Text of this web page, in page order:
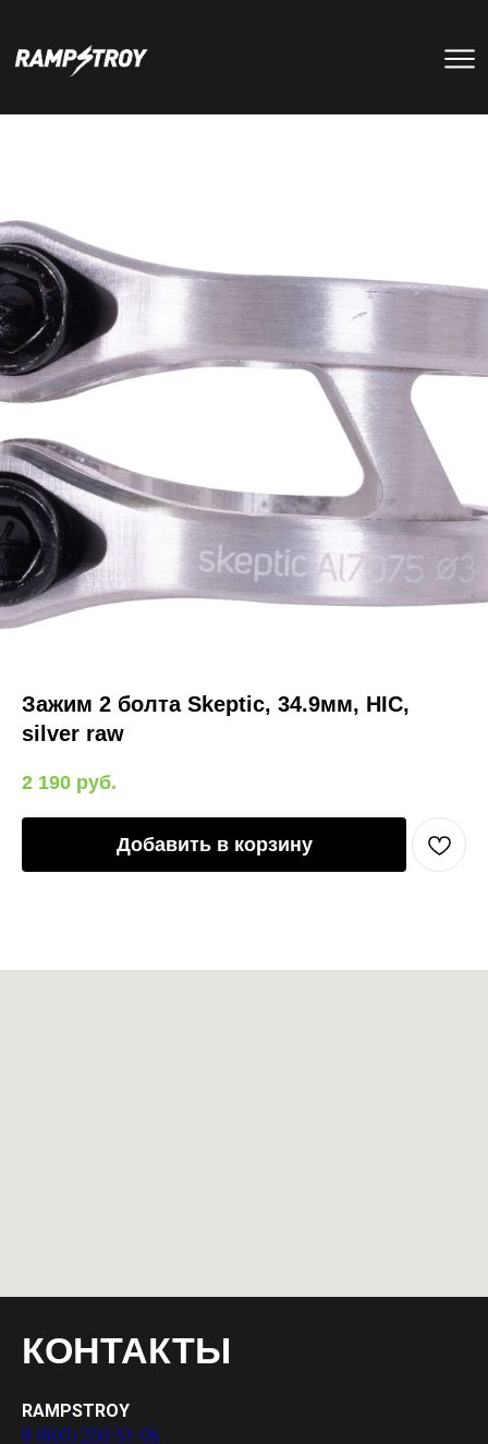
Зажим 2 болта Skeptic, 34.9мм, HIC,
silver raw
2 190 руб.
Добавить в корзину
КОНТАКТЫ
RAMPSTROY
8 (800) 250-51-06